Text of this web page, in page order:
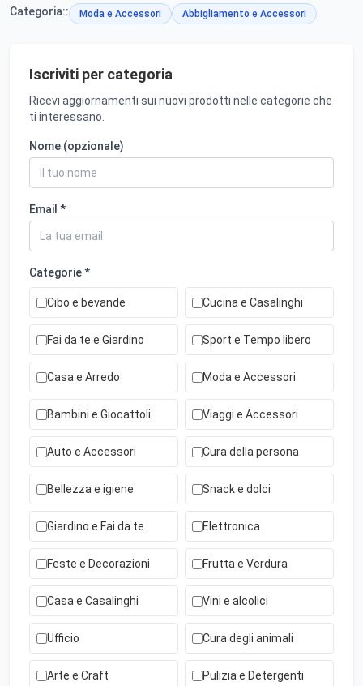
Categoria:: Moda e Accessori Abbigliamento e Accessori
Iscriviti per categoria
Ricevi aggiornamenti sui nuovi prodotti nelle categorie che
ti interessano.
Nome (opzionale)
Email *
Categorie *
Cibo e bevande Cucina e Casalinghi
Fai da te e Giardino Sport e Tempo libero
Casa e Arredo Moda e Accessori
Bambini e Giocattoli Viaggi e Accessori
Auto e Accessori Cura della persona
Bellezza e igiene Snack e dolci
Giardino e Fai da te Elettronica
Feste e Decorazioni Frutta e Verdura
Casa e Casalinghi Vini e alcolici
Ufficio Cura degli animali
Arte e Craft Pulizia e Detergenti